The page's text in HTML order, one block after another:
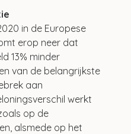
in de Europese
erop neer dat
13% minder
van de belangrijkste
aan
werkt
op de
alsmede op het